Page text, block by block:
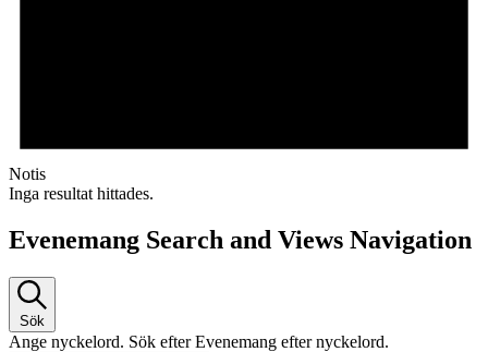
Notis
Inga resultat hittades.
Evenemang Search and Views Navigation
Sök
Ange nyckelord. Sök efter Evenemang efter nyckelord.